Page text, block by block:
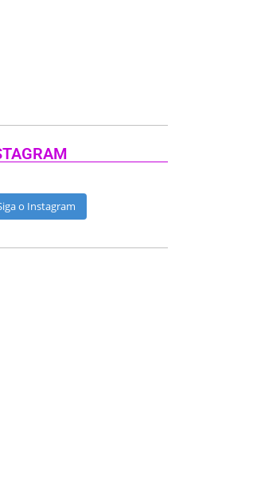
o Instagram